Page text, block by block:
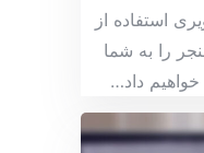
استفاده از
را به شما
داد…